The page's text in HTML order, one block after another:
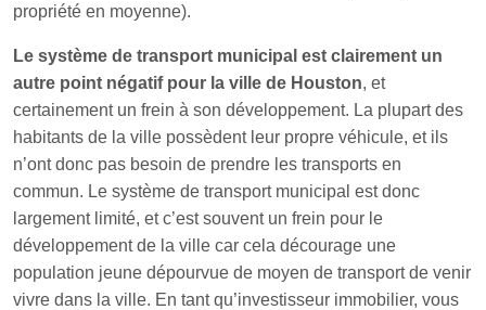
propriété en moyenne).
Le système de transport municipal est clairement un
autre point négatif pour la ville de Houston, et
certainement un frein à son développement. La plupart des
habitants de la ville possèdent leur propre véhicule, et ils
n’ont donc pas besoin de prendre les transports en
commun. Le système de transport municipal est donc
largement limité, et c’est souvent un frein pour le
développement de la ville car cela décourage une
population jeune dépourvue de moyen de transport de venir
vivre dans la ville. En tant qu’investisseur immobilier, vous